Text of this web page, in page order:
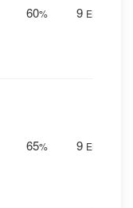
60% 9 ENE
65% 9 ENE